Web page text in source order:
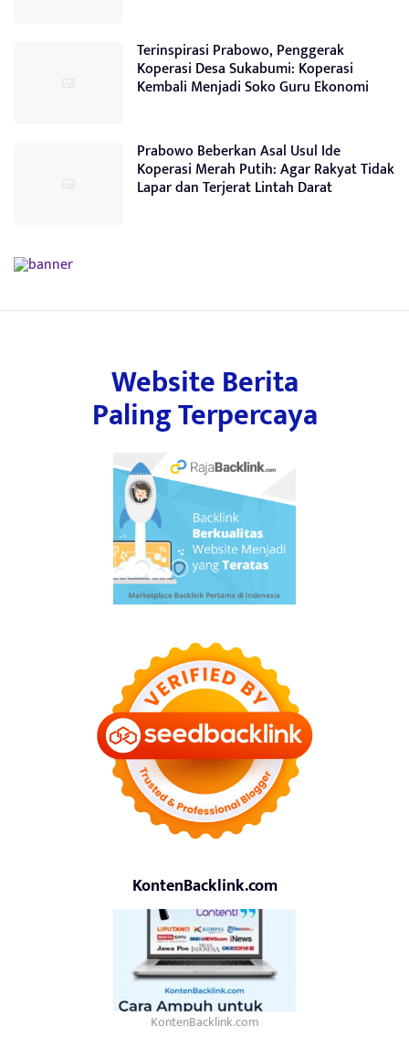
Terinspirasi Prabowo, Penggerak
Koperasi Desa Sukabumi: Koperasi
Kembali Menjadi Soko Guru Ekonomi
Prabowo Beberkan Asal Usul Ide
Koperasi Merah Putih: Agar Rakyat Tidak
Lapar dan Terjerat Lintah Darat
Website Berita
Paling Terpercaya
KontenBacklink.com
KontenBacklink.com